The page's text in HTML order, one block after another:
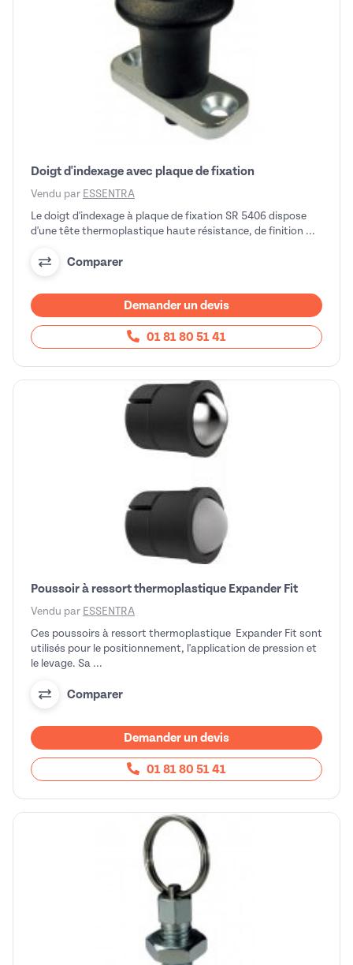
Doigt d'indexage avec plaque de fixation
Vendu par ESSENTRA
Le doigt d'indexage à plaque de fixation SR 5406 dispose
d'une tête thermoplastique haute résistance, de finition ...
Comparer
Demander un devis
01 81 80 51 41
Poussoir à ressort thermoplastique Expander Fit
Vendu par ESSENTRA
Ces poussoirs à ressort thermoplastique Expander Fit sont
utilisés pour le positionnement, l'application de pression et
le levage. Sa ...
Comparer
Demander un devis
01 81 80 51 41